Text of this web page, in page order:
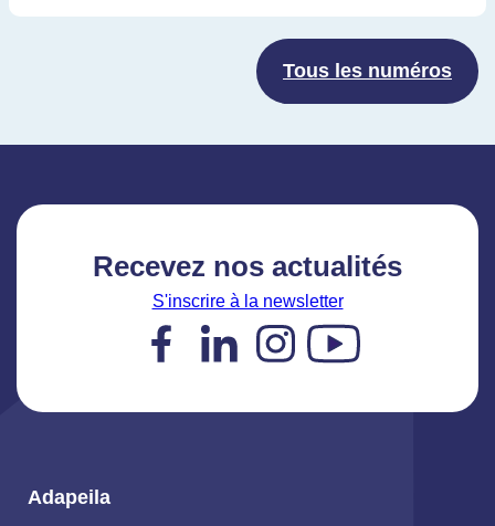
Tous les numéros
Recevez nos actualités
S'inscrire à la newsletter
Facebook
LinkedIn
Instagram
YouTube
Adapeila